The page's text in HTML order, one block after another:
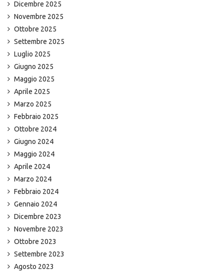
Dicembre 2025
Novembre 2025
Ottobre 2025
Settembre 2025
Luglio 2025
Giugno 2025
Maggio 2025
Aprile 2025
Marzo 2025
Febbraio 2025
Ottobre 2024
Giugno 2024
Maggio 2024
Aprile 2024
Marzo 2024
Febbraio 2024
Gennaio 2024
Dicembre 2023
Novembre 2023
Ottobre 2023
Settembre 2023
Agosto 2023